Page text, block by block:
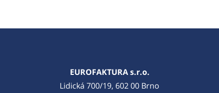
EUROFAKTURA s.r.o.
Lidická 700/19, 602 00 Brno